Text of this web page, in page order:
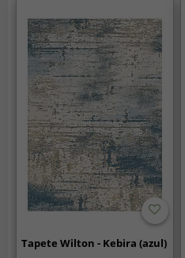
Tapete Wilton - Kebira (azul)